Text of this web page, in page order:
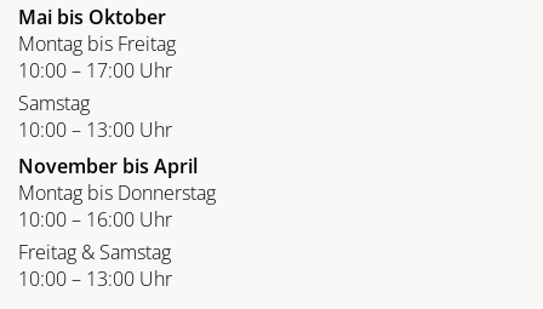
Mai bis Oktober
Montag bis Freitag
10:00 – 17:00 Uhr
Samstag
10:00 – 13:00 Uhr
November bis April
Montag bis Donnerstag
10:00 – 16:00 Uhr
Freitag & Samstag
10:00 – 13:00 Uhr